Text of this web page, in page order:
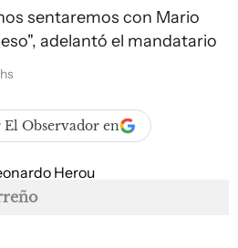
sentaremos con Mario
adelantó el mandatario
El Observador en